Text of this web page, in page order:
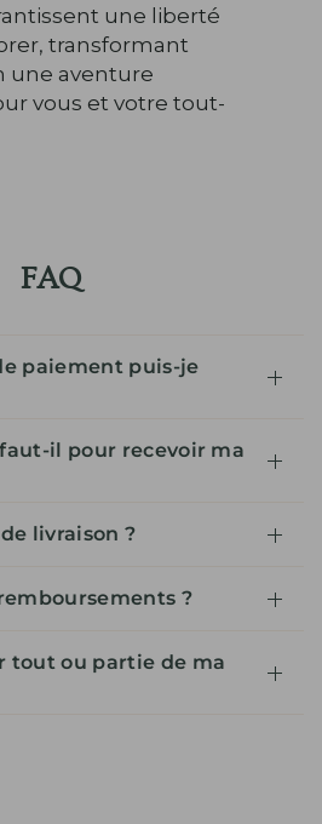
une liberté
transformant
une aventure
vous et votre tout-
FAQ
paiement puis-je
il pour recevoir ma
livraison ?
?
tout ou partie de ma